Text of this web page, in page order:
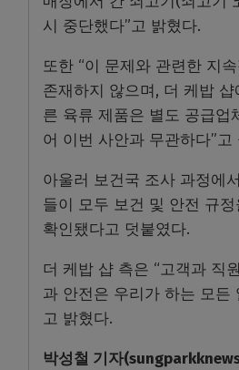
시 중단했다”고 밝혔다.
또한 “이 문제와 관련한 지
존재하지 않으며, 더 케밥
른 육류 제품은 별도 공급업
어 이번 사안과 무관하다”고
아울러 보건국 조사 과정에
들이 모두 보건 및 안전 규
확인됐다고 덧붙였다.
더 케밥 샵 측은 “고객과 직
과 안전은 우리가 하는 모든
고 밝혔다.
박성철 기자